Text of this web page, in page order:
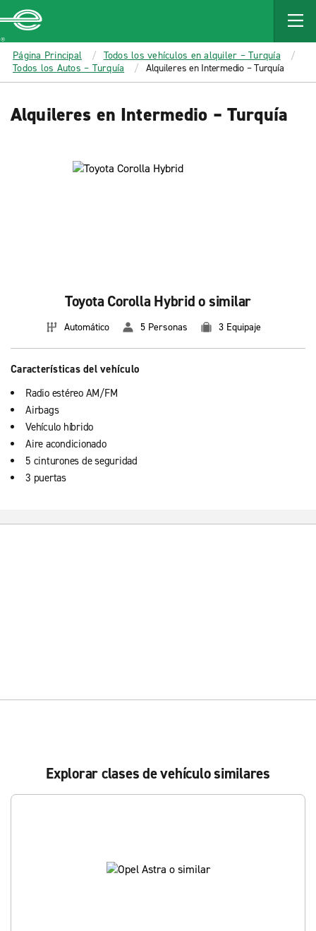
MAIN
CONTENT
Enterprise
Página Principal
Todos los vehículos en alquiler – Turquía
Todos los Autos – Turquía
Alquileres en Intermedio – Turquía
Alquileres en Intermedio – Turquía
Toyota Corolla Hybrid o similar
Automático 5 Personas 3 Equipaje
Características del vehículo
Radio estéreo AM/FM
Airbags
Vehículo híbrido
Aire acondicionado
5 cinturones de seguridad
3 puertas
Explorar clases de vehículo similares